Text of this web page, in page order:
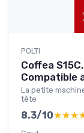
POLTI
Coffea
Compatible
La petite
tête
8.3/10